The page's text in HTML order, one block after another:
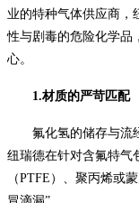
业的特种气体供应商，
性与剧毒的危险化学品
心。
1.材质的严苛匹配
氟化氢的储存与流
纽瑞德在针对含氟特气
（PTFE）、聚丙烯或